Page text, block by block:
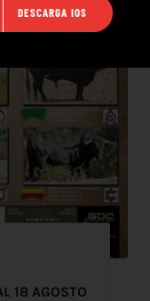
18 AGOSTO
DESCARGA IOS